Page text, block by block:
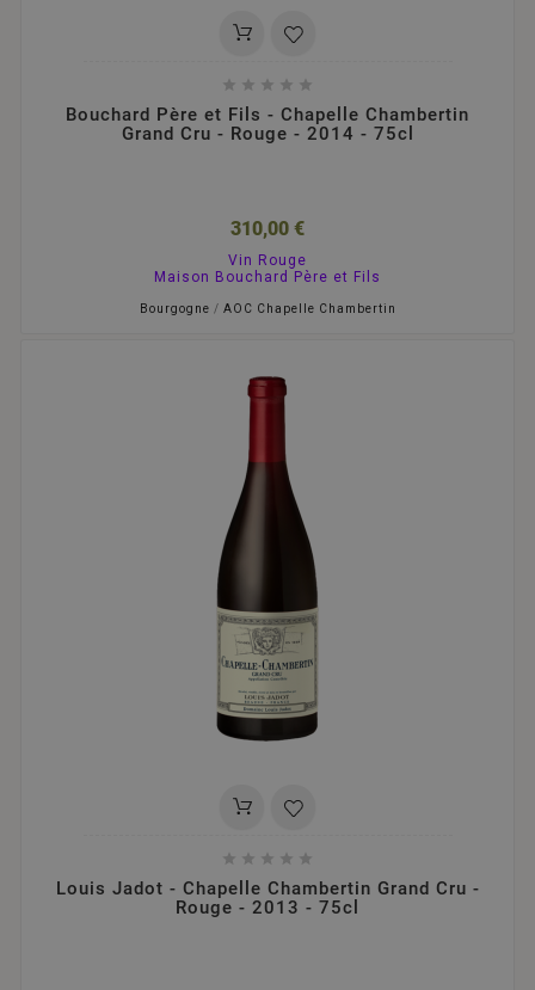
    
Bouchard Père et Fils - Chapelle Chambertin
Grand Cru - Rouge - 2014 - 75cl
310,00 €
Vin Rouge
Maison Bouchard Père et Fils
Bourgogne / AOC Chapelle Chambertin
    
Louis Jadot - Chapelle Chambertin Grand Cru -
Rouge - 2013 - 75cl